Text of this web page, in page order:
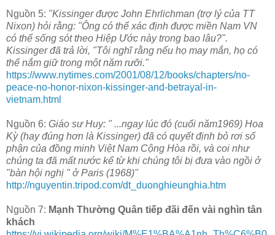
Nguồn 5: "Kissinger được John Ehrlichman (trợ lý của TT
Nixon) hỏi rằng: "Ông có thể xác định được miền Nam VN
có thể sống sót theo Hiệp Ước này trong bao lâu?".
Kissinger đã trả lời, "Tôi nghĩ rằng nếu họ may mắn, họ có
thể nắm giữ trong một năm rưỡi."
https://www.nytimes.com/2001/08/12/books/chapters/no-
peace-no-honor-nixon-kissinger-and-betrayal-in-
vietnam.html
Nguồn 6: Giáo sư Huy: " ...ngay lúc đó (cuối năm1969) Hoa
Kỳ (hay đúng hơn là Kissinger) đã có quyết định bỏ rơi số
phận của đồng minh Việt Nam Cộng Hòa rồi, và coi như
chúng ta đã mất nước kể từ khi chúng tôi bị đưa vào ngồi ở
"bàn hội nghị " ở Paris (1968)"
http://nguyentin.tripod.com/dt_duonghieunghia.htm
Nguồn 7: Mạnh Thường Quân tiếp đãi đến vài nghìn tân
khách